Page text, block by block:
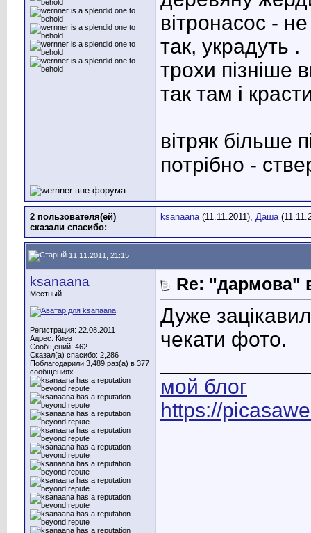
вітронасос -
так, украдуть .
трохи пізніше
так там і
вітряк більше
потрібно -
2 пользователя(ей)
сказали cпасибо:
ksanaana(11.11.2011), Даша
11.11.2011, 21:15
ksanaana
Местный
Регистрация: 22.08.2011
Адрес: Киев
Сообщений: 462
Сказал(а) спасибо: 2,286
Поблагодарили 3,489 раз(а) в 377
сообщениях
Re: "дармова"
Дуже
чекати фото.
мой блог
https://